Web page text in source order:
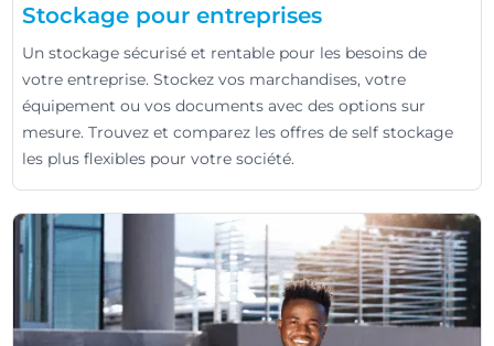
Stockage pour entreprises
Un stockage sécurisé et rentable pour les besoins de
votre entreprise. Stockez vos marchandises, votre
équipement ou vos documents avec des options sur
mesure. Trouvez et comparez les offres de self stockage
les plus flexibles pour votre société.